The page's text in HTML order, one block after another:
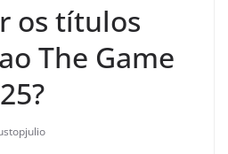
os títulos
The Game